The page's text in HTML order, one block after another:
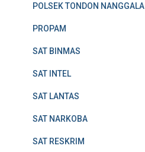
POLSEK TONDON NANGGALA
PROPAM
SAT BINMAS
SAT INTEL
SAT LANTAS
SAT NARKOBA
SAT RESKRIM